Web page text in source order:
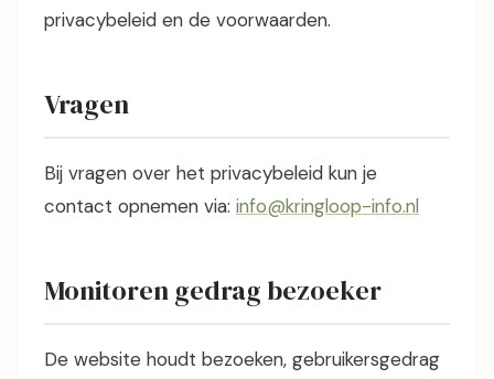
privacybeleid en de voorwaarden.
Vragen
Bij vragen over het privacybeleid kun je
contact opnemen via: info@kringloop-info.nl
Monitoren gedrag bezoeker
De website houdt bezoeken, gebruikersgedrag